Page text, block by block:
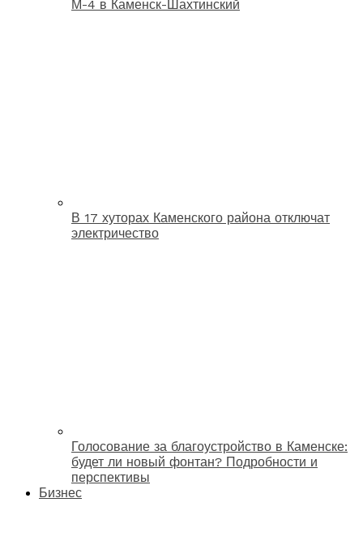
М-4 в Каменск-Шахтинский
В 17 хуторах Каменского района отключат
электричество
Голосование за благоустройство в Каменске:
будет ли новый фонтан? Подробности и
перспективы
Бизнес